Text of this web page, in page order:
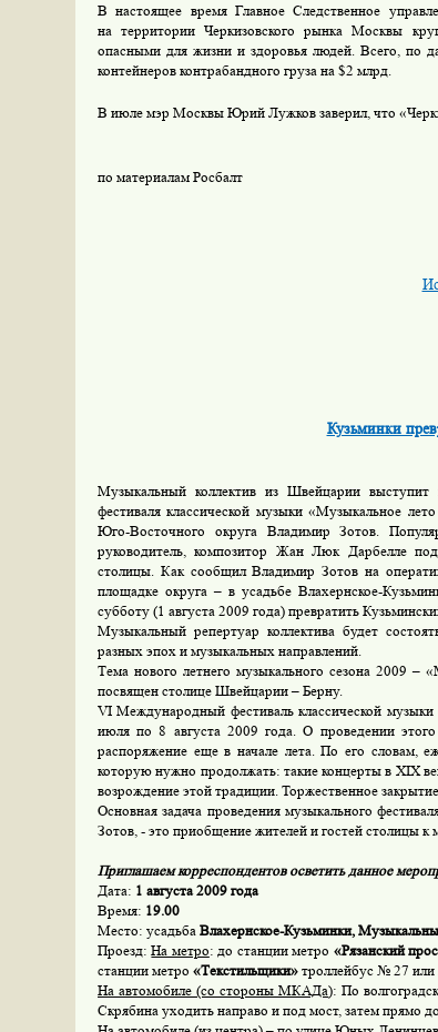
В настоящее время Главное Следственное
на территории Черкизовского рынка Москвы
опасными для жизни и здоровья людей. Всего, по
контейнеров контрабандного груза на $2 млрд.
В июле мэр Москвы Юрий Лужков заверил, что
по материалам Росбалт
Кузьминки
Музыкальный коллектив из Швейцарии
фестиваля классической музыки «Музыкальное
Юго-Восточного округа Владимир Зотов.
руководитель, композитор Жан Люк Дарбелле
столицы. Как сообщил Владимир Зотов на
площадке округа – в усадьбе Влахернское-
субботу (1 августа 2009 года) превратить
Музыкальный репертуар коллектива будет
разных эпох и музыкальных направлений.
Тема нового летнего музыкального сезона 2009 –
посвящен столице Швейцарии – Берну.
VI Международный фестиваль классической
июля по 8 августа 2009 года. О проведении
распоряжение еще в начале лета. По его словам,
которую нужно продолжать: такие концерты в XIX
возрождение этой традиции. Торжественное
Основная задача проведения музыкального
Зотов, - это приобщение жителей и гостей столицы к
Приглашаем корреспондентов осветить данное
Дата: 1 августа 2009 года
Время: 19.00
Место: усадьба Влахернское-Кузьминки,
Проезд:На метро: до станции метро «Рязанский
станции метро «Текстильщики» троллейбус № 27
На автомобиле (со стороны МКАДа): По
Скрябина уходить направо и под мост, затем прямо